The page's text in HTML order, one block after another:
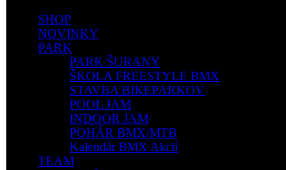
SHOP
NOVINKY
PARK
PARK ŠURANY
ŠKOLA FREESTYLE BMX
STAVBA BIKEPARKOV
POOL JAM
INDOOR JAM
POHÁR BMX/MTB
Kalendár BMX Akcií
TEAM